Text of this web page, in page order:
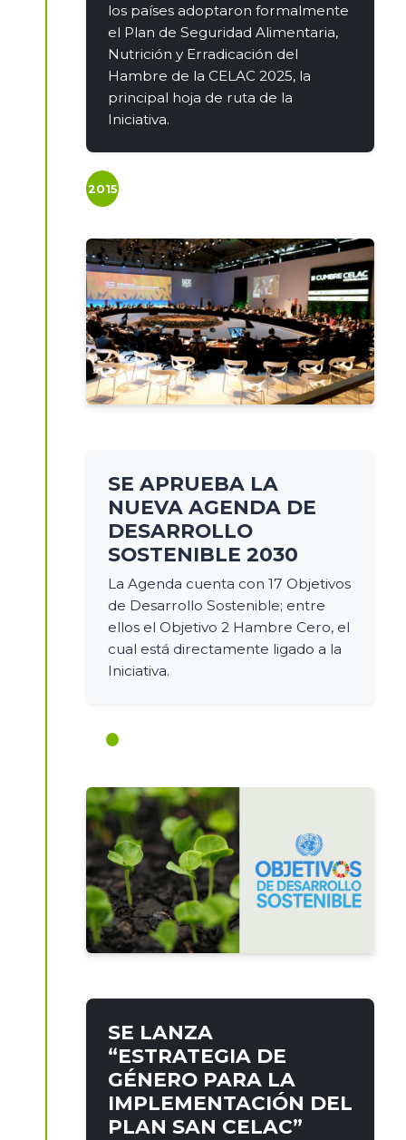
los países adoptaron formalmente
el Plan de Seguridad Alimentaria,
Nutrición y Erradicación del
Hambre de la CELAC 2025, la
principal hoja de ruta de la
Iniciativa.
2015
SE APRUEBA LA
NUEVA AGENDA DE
DESARROLLO
SOSTENIBLE 2030
La Agenda cuenta con 17 Objetivos
de Desarrollo Sostenible; entre
ellos el Objetivo 2 Hambre Cero, el
cual está directamente ligado a la
Iniciativa.
SE LANZA
“ESTRATEGIA DE
GÉNERO PARA LA
IMPLEMENTACIÓN DEL
PLAN SAN CELAC”